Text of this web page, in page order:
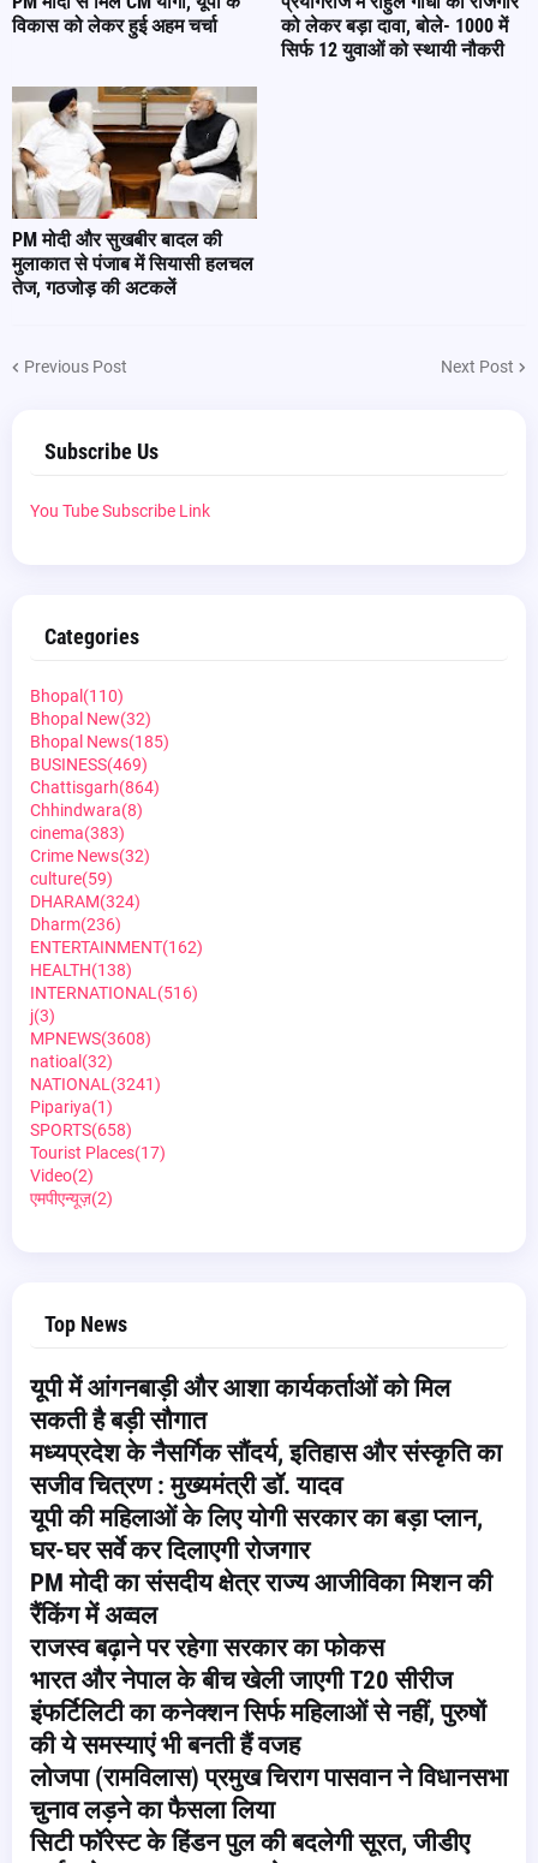
विकास को लेकर हुई अहम चर्चा
को लेकर बड़ा दावा, बोले- 1000 में
सिर्फ 12 युवाओं को स्थायी नौकरी
PM मोदी और सुखबीर बादल की
मुलाकात से पंजाब में सियासी हलचल
तेज, गठजोड़ की अटकलें
Previous Post Next Post
Subscribe Us
You Tube Subscribe Link
Categories
Bhopal (110)
Bhopal New(32)
Bhopal News(185)
BUSINESS(469)
Chattisgarh(864)
Chhindwara(8)
cinema(383)
Crime News(32)
culture(59)
DHARAM(324)
Dharm(236)
ENTERTAINMENT(162)
HEALTH(138)
INTERNATIONAL (516)
j(3)
MPNEWS(3608)
natioal (32)
NATIONAL (3241)
Pipariya(1)
SPORTS(658)
Tourist Places(17)
Video(2)
एमपीएन्यूज़(2)
Top News
यूपी में आंगनबाड़ी और आशा कार्यकर्ताओं को मिल
सकती है बड़ी सौगात
मध्यप्रदेश के नैसर्गिक सौंदर्य, इतिहास और संस्कृति का
सजीव चित्रण : मुख्यमंत्री डॉ. यादव
यूपी की महिलाओं के लिए योगी सरकार का बड़ा प्लान,
घर-घर सर्वे कर दिलाएगी रोजगार
PM मोदी का संसदीय क्षेत्र राज्य आजीविका मिशन की
रैंकिंग में अव्वल
राजस्व बढ़ाने पर रहेगा सरकार का फोकस
भारत और नेपाल के बीच खेली जाएगी T20 सीरीज
इंफर्टिलिटी का कनेक्शन सिर्फ महिलाओं से नहीं, पुरुषों
की ये समस्याएं भी बनती हैं वजह
लोजपा (रामविलास) प्रमुख चिराग पासवान ने विधानसभा
चुनाव लड़ने का फैसला लिया
सिटी फॉरेस्ट के हिंडन पुल की बदलेगी सूरत, जीडीए